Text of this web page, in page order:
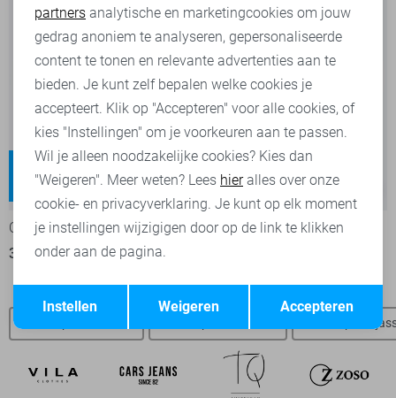
Blush
Regular waist
-30%
Only Jeans
35,00 49,99
Juicy
High waist
Only Jeans
SisterS point
Marketing cookies
Terug Opslaan
partners analytische en marketingcookies om jouw
gedrag anoniem te analyseren, gepersonaliseerde
content te tonen en relevante advertenties aan te
bieden. Je kunt zelf bepalen welke cookies je
accepteert. Klik op "Accepteren" voor alle cookies, of
kies "Instellingen" om je voorkeuren aan te passen.
Wil je alleen noodzakelijke cookies? Kies dan
"Weigeren". Meer weten? Lees hieralles over onze
cookie- en privacyverklaring. Je kunt op elk moment
je instellingen wijzigigen door op de link te klikken
onder aan de pagina.
Accepteren
Weigeren
Instellen